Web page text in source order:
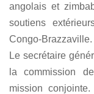
angolais et
soutiens
Congo-
Le secrétaire
la commission
mission